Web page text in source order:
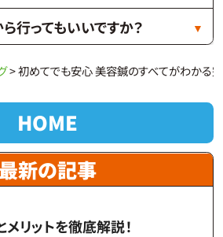
行ってもいいですか？
>初めてでも安心 美容鍼のすべてがわかる
HOME
最新の記事
リットを徹底解説！